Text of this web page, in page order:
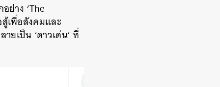
าง ‘The
เพื่อสังคมและ
เป็น ‘ดาวเด่น’ ที่